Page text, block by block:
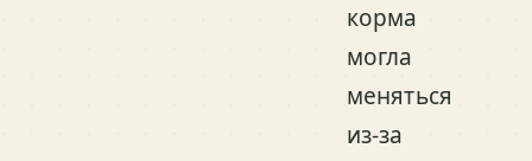
корма
могла
меняться
из-за